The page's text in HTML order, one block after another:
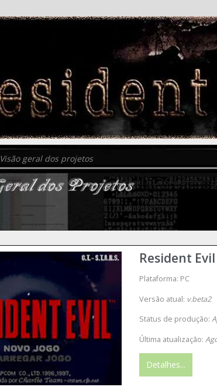
Visão geral dos projetos
Resident Evil
Plataforma: PC
Versão atual: v.beta2
Status de produção:
Última atualização:
Detalhes...